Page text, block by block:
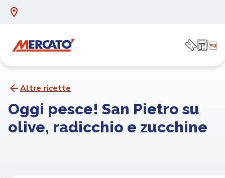
Altre ricette
Oggi pesce! San Pietro su
olive, radicchio e zucchine